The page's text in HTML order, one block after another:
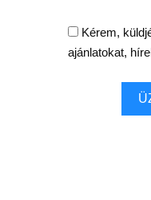
Kérem,
ajánlatokat,